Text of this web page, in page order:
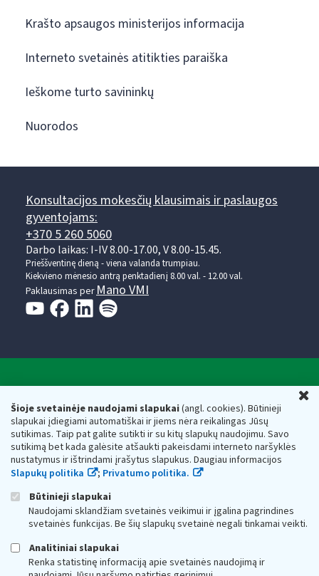
Šioje svetainėje naudojami slapukai(angl. cookies). Būtinieji
slapukai įdiegiami automatiškai ir jiems nėra reikalingas Jūsų
sutikimas. Taip pat galite sutikti ir su kitų slapukų naudojimu. Savo
sutikimą bet kada galėsite atšaukti pakeisdami interneto naršyklės
nustatymus ir ištrindami įrašytus slapukus. Daugiau informacijos
Slapukų politika
; Privatumo politika.
Būtinieji slapukai
Naudojami sklandžiam svetainės veikimui ir įgalina pagrindines
svetainės funkcijas. Be šių slapukų svetainė negali tinkamai veikti.
Analitiniai slapukai
Renka statistinę informaciją apie svetainės naudojimą ir
Krašto apsaugos ministerijos informacija
Interneto svetainės atitikties paraiška
Ieškome turto savininkų
Nuorodos
Konsultacijos mokesčių klausimais ir paslaugos
gyventojams:
+370 5 260 5060
Darbo laikas: I-IV 8.00-17.00, V 8.00-15.45.
Prieššventinę dieną - viena valanda trumpiau.
Kiekvieno mėnesio antrą penktadienį 8.00 val. - 12.00 val.
Paklausimas per Mano VMI
Respublikos finansų ministerijos
Biudžetinė įstaiga. Juridinio asmens kodas — 188659752,
adresas: Vasario 16-osios g. 14, 01107 Vilnius, Lietuva, el.paštas:
vmi@vmi.lt, E. pristatymo dėžutės adresas 188659752
Duomenys apie Valstybinę mokesčių inspekciją prie Lietuvos
Respublikos finansų ministerijos kaupiami ir saugomi Juridinių